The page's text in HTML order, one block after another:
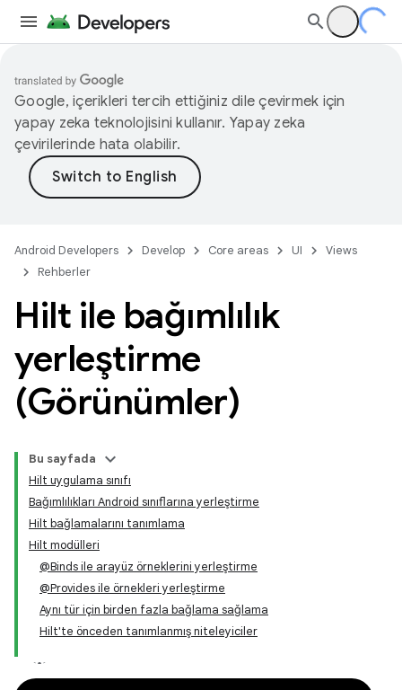
Google, içerikleri tercih ettiğiniz dile çevirmek için
yapay zeka teknolojisini kullanır. Yapay zeka
çevirilerinde hata olabilir.
Android Developers Develop Core areas UI
Views
Rehberler
Hilt ile bağımlılık
yerleştirme
(Görünümler)
Bu sayfada
Hilt uygulama sınıfı
Bağımlılıkları Android sınıflarına yerleştirme
Hilt bağlamalarını tanımlama
Hilt modülleri
@Binds ile arayüz örneklerini yerleştirme
@Provides ile örnekleri yerleştirme
Aynı tür için birden fazla bağlama sağlama
Hilt'te önceden tanımlanmış niteleyiciler